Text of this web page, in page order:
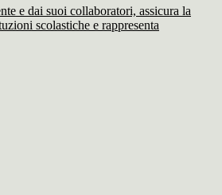
e dai suoi collaboratori, assicura la
scolastiche e rappresenta